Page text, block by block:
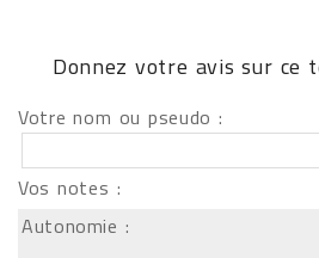
Donnez votre avis sur ce
Votre nom ou pseudo :
Vos notes :
Autonomie :